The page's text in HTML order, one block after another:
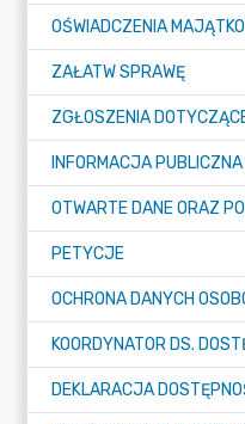
OŚWIADCZENIA
ZAŁATW SPRAWĘ
INFORMACJA PUBLICZNA
PETYCJE
OCHRONA DANYCH
KOORDYNATOR DS.
DEKLARACJA